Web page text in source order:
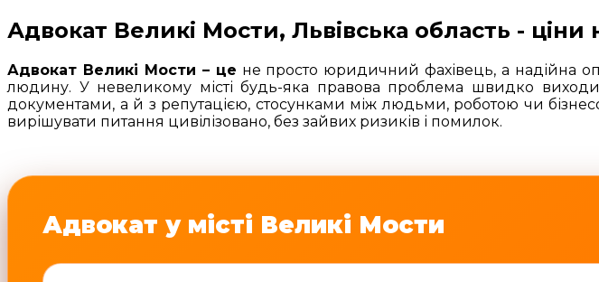
Адвокат Великі Мости, Львівська область -
Адвокат Великі Мости – це не просто юридичний фахівець, а надійна
людину. У невеликому місті будь-яка правова проблема швидко
документами, а й з репутацією, стосунками між людьми, роботою чи
вирішувати питання цивілізовано, без зайвих ризиків і помилок.
Адвокат у місті Великі Мости